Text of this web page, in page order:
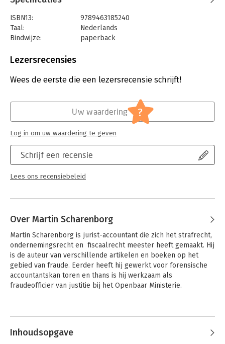
ISBN13:
9789463185240
Taal:
Nederlands
Bindwijze:
paperback
Uitgever:
Verschijningsdatum:
3-4-2017
Strafrecht diversen
Serie:
Serie Fraude en Integriteit
Lezersrecensies
Wees de eerste die een lezersrecensie schrijft!
Schrijf een recensie
Lees ons recensiebeleid
Uw waardering ?
Log in om uw waardering te geven
Over Martin Scharenborg
Martin Scharenborg is jurist-accountant die zich het strafrecht,
ondernemingsrecht en  fiscaalrecht meester heeft gemaakt. Hij
is de auteur van verschillende artikelen en boeken op het
gebied van fraude. Eerder heeft hij gewerkt voor forensische
accountantskan toren en thans is hij werkzaam als
fraudeofficier van justitie bij het Openbaar Ministerie.
Andere boeken door Martin
Scharenborg
Inhoudsopgave